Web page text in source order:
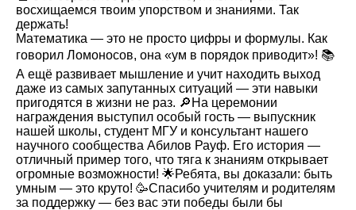
восхищаемся твоим упорством и знаниями. Так
держать!
Математика — это не просто цифры и формулы. Как
говорил Ломоносов, она «ум в порядок приводит»! 📚
А ещё развивает мышление и учит находить выход
даже из самых запутанных ситуаций — эти навыки
пригодятся в жизни не раз. 🔎На церемонии
награждения выступил особый гость — выпускник
нашей школы, студент МГУ и консультант нашего
научного сообщества Абилов Рауф. Его история —
отличный пример того, что тяга к знаниям открывает
огромные возможности! 🌟Ребята, вы доказали: быть
умным — это круто! 🥳Спасибо учителям и родителям
за поддержку — без вас эти победы были бы